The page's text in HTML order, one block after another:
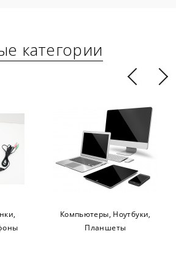
категории
Компьютеры, Ноутбуки,
Планшеты